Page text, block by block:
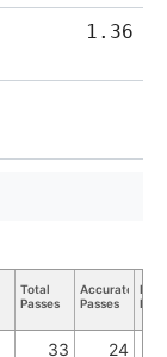
1.36
Total
Passes
Accurate
Passes
Key
33 24